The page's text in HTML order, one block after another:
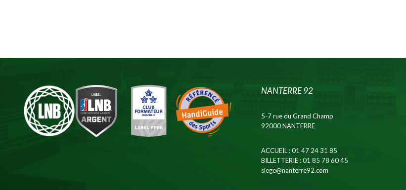
NANTERRE 92
5-7 rue du Grand Champ
92000 NANTERRE
ACCUEIL : 01 47 24 31 85
BILLETTERIE : 01 85 78 60 45
siege@nanterre92.com